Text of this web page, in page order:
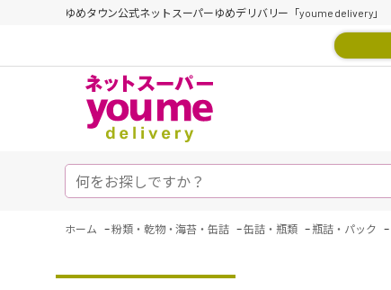
ゆめタウン公式ネットスーパーゆめデリバリー「youme delivery」
ホーム -粉類・乾物・海苔・缶詰 -缶詰・瓶類 -瓶詰・パック -